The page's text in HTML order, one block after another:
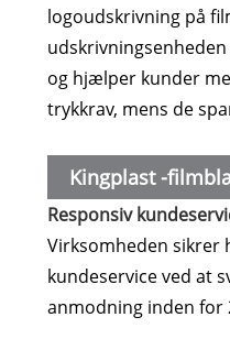
logoudskrivning på
og hjælper kunder
trykkrav, mens de
Kingplast -
online
Responsiv
Virksomheden sikrer
kundeservice ved at
anmodning inden for